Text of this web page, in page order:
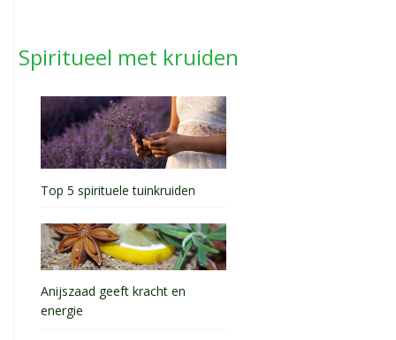
Spiritueel met kruiden
Top 5 spirituele tuinkruiden
Anijszaad geeft kracht en
energie